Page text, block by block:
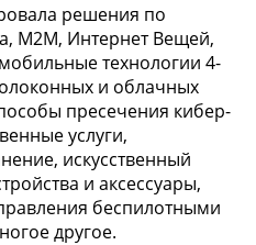
решения по
M2M, Интернет Вещей,
технологии 4-
и облачных
пресечения кибер-
услуги,
искусственный
и аксессуары,
беспилотными
другое.